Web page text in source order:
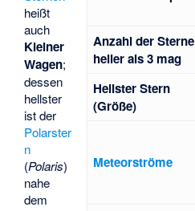
Anzahl der Sterne
heller als 3 mag
Hellster Stern
(Größe)
Meteorströme
heißt
auch
Kleiner
Wagen;
dessen
hellster
ist der
Polarster
n
(Polaris)
nahe
dem